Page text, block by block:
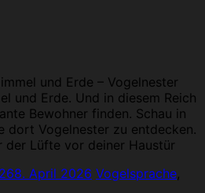
und Erde – Vogelnester
und Erde. Und in diesem Reich
Bewohner finden. Schau in
dort Vogelnester zu entdecken.
der Lüfte vor deiner Haustür
8. April 2026 Vogelsprache